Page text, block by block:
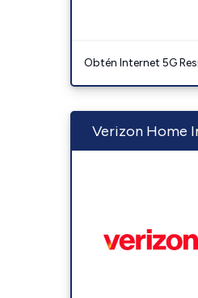
Obtén Internet 5G
Verizon Home